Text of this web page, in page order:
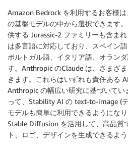
Amazon Bedrock を利用するお客様
の基盤モデルの中から選択できます
供する Jurassic-2 ファミリーも含ま
は多言語に対応しており、スペイン
ポルトガル語、イタリア語、オラン
す。Anthropic のClaude は、さまざ
きます。これらはいずれも責任ある
Anthropic の幅広い研究に基づいてい
って、Stability AI の text-to-image (
モデルも簡単に利用できるようにな
Stable Diffusion を活用して、高品質
ト、ロゴ、デザインを生成できるよう